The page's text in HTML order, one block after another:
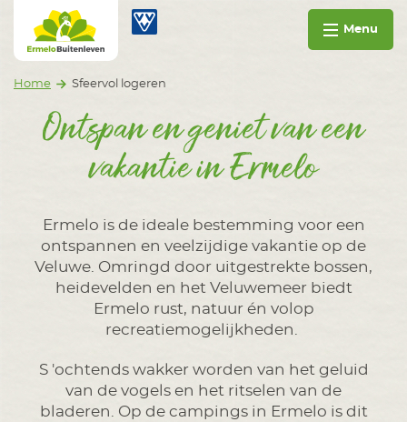
Ga naar inhoud
Ermelo Buitenleven
Menu
Op vakantie in Ermelo
Home Sfeervol logeren
Ontspan en geniet van een
vakantie in Ermelo
Ermelo is de ideale bestemming voor een
ontspannen en veelzijdige vakantie op de
Veluwe. Omringd door uitgestrekte bossen,
heidevelden en het Veluwemeer biedt
Ermelo rust, natuur én volop
recreatiemogelijkheden.
S 'ochtends wakker worden van het geluid
van de vogels en het ritselen van de
bladeren. Op de campings in Ermelo is dit